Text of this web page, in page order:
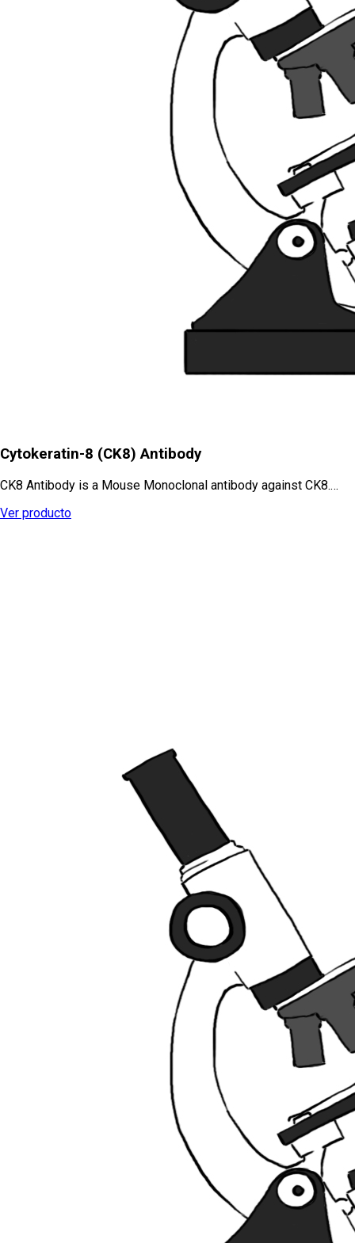
Cytokeratin-8 (CK8) Antibody
CK8 Antibody is a Mouse Monoclonal antibody against CK8.…
Ver producto